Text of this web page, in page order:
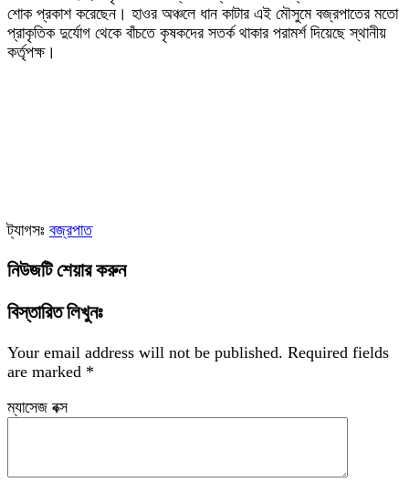
শোক প্রকাশ করেছেন। হাওর অঞ্চলে ধান কাটার এই মৌসুমে বজ্রপাতের মতো
প্রাকৃতিক দুর্যোগ থেকে বাঁচতে কৃষকদের সতর্ক থাকার পরামর্শ দিয়েছে স্থানীয়
কর্তৃপক্ষ।
ট্যাগসঃ বজ্রপাত
নিউজটি শেয়ার করুন
বিস্তারিত লিখুনঃ
Your email address will not be published. Required fields
are marked *
ম্যাসেজ বক্স